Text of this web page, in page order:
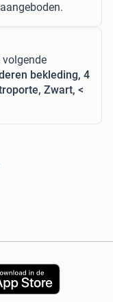
volgende
bekleding, 4
Zwart, <